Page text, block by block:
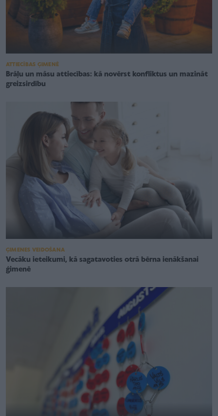
ATTIECĪBAS ĢIMENĒ
Brāļu un māsu attiecības: kā novērst konfliktus un mazināt
greizsirdību
ĢIMENES VEIDOŠANA
Vecāku ieteikumi, kā sagatavoties otrā bērna ienākšanai
ģimenē